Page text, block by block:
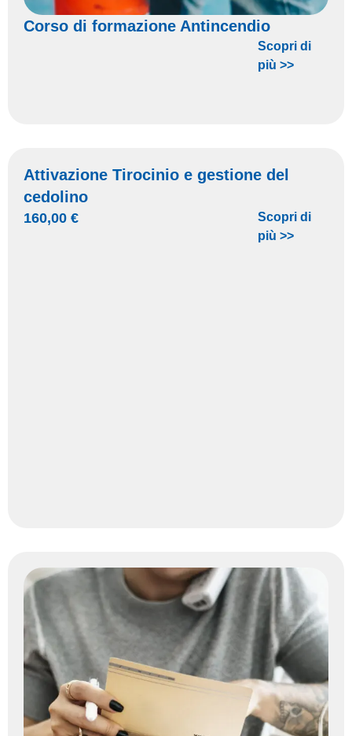
Corso di formazione Antincendio
Scopri di
più >>
Attivazione Tirocinio e gestione del
cedolino
160,00 €
Scopri di
più >>